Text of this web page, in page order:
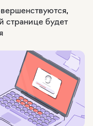
странице будет